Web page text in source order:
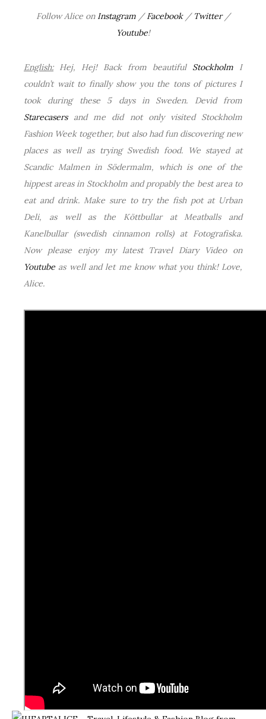
Follow Alice on Instagram/ Facebook/ Twitter/
Youtube!
English:Hej, Hej! Back from beautiful Stockholm I
couldn’t wait to finally show you the tons of pictures I
took during these 5 days in Sweden. Devid from
Starecasersand me did not only visited Stockholm
Fashion Week together, but also had fun discovering new
places as well as trying Swedish food. We stayed at
Scandic Malmen in Södermalm, which is one of the
hippest areas in Stockholm and propably the best area to
eat and drink. Make sure to try the fish pot at Urban
Deli, as well as the Köttbullar at Meatballs and
Kanelbullar (swedish cinnamon rolls) at Fotografiska.
Now please enjoy my latest Travel Diary Video on
Youtube as well and let me know what you think! Love,
Alice.